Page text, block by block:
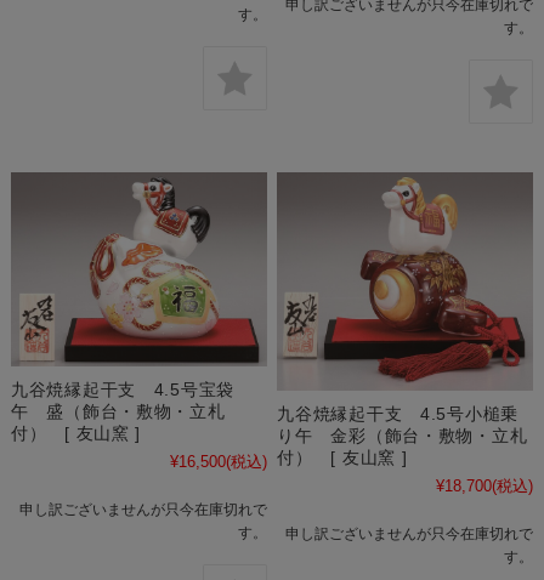
す。
申し訳ございませんが只今在庫切れで
す。
九谷焼縁起干支 4.5号宝袋
午 盛（飾台・敷物・立札
付） [ 友山窯 ]
¥16,500(税込)
申し訳ございませんが只今在庫切れで
す。
九谷焼縁起干支 4.5号小槌乗
り午 金彩（飾台・敷物・立札
付） [ 友山窯 ]
¥18,700(税込)
申し訳ございませんが只今在庫切れで
す。